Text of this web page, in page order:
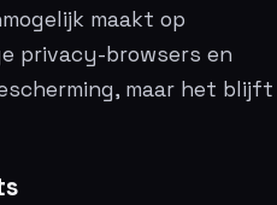
maakt op
privacy-browsers en
maar het blijft